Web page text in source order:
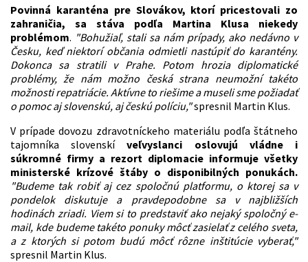
Povinná karanténa pre Slovákov, ktorí pricestovali zo
zahraničia, sa stáva podľa Martina Klusa niekedy
problémom. "Bohužiaľ, stali sa nám prípady, ako nedávno v
Česku, keď niektorí občania odmietli nastúpiť do karantény.
Dokonca sa stratili v Prahe. Potom hrozia diplomatické
problémy, že nám možno česká strana neumožní takéto
možnosti repatriácie. Aktívne to riešime a museli sme požiadať
o pomoc aj slovenskú, aj českú políciu,"spresnil Martin Klus.
V prípade dovozu zdravotníckeho materiálu podľa štátneho
tajomníka slovenskíveľvyslanci oslovujú vládne i
súkromné firmy a rezort diplomacie informuje všetky
ministerské krízové štáby o disponibilných ponukách.
"Budeme tak robiť aj cez spoločnú platformu, o ktorej sa v
pondelok diskutuje a pravdepodobne sa v najbližších
hodinách zriadi. Viem si to predstaviť ako nejaký spoločný e-
mail, kde budeme takéto ponuky môcť zasielať z celého sveta,
a z ktorých si potom budú môcť rôzne inštitúcie vyberať,"
spresnil Martin Klus.